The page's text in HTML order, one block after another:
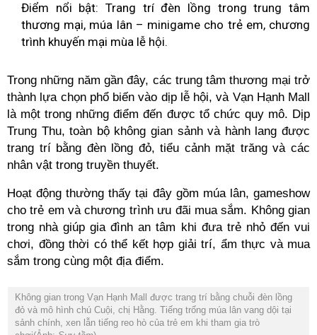
Điểm nổi bật: Trang trí đèn lồng trong trung tâm
thương mại, múa lân – minigame cho trẻ em, chương
trình khuyến mại mùa lễ hội.
Trong những năm gần đây, các trung tâm thương mại trở
thành lựa chọn phổ biến vào dịp lễ hội, và Vạn Hạnh Mall
là một trong những điểm đến được tổ chức quy mô. Dịp
Trung Thu, toàn bộ không gian sảnh và hành lang được
trang trí bằng đèn lồng đỏ, tiểu cảnh mặt trăng và các
nhân vật trong truyền thuyết.
Hoạt động thường thấy tại đây gồm múa lân, gameshow
cho trẻ em và chương trình ưu đãi mua sắm. Không gian
trong nhà giúp gia đình an tâm khi đưa trẻ nhỏ đến vui
chơi, đồng thời có thể kết hợp giải trí, ẩm thực và mua
sắm trong cùng một địa điểm.
Không gian trong Vạn Hạnh Mall được trang trí bằng chuỗi đèn lồng
đỏ và mô hình chú Cuội, chị Hằng. Tiếng trống múa lân vang dội tại
sảnh chính, xen lẫn tiếng reo hò của trẻ em khi tham gia trò